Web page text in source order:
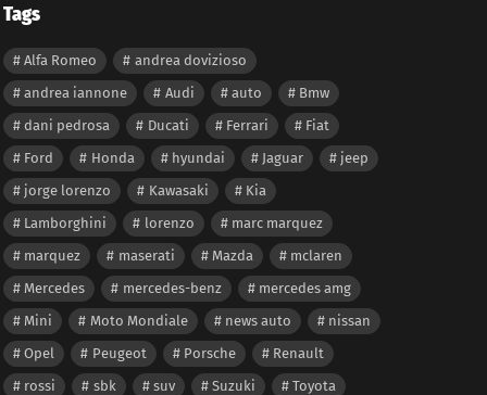
Tags
Alfa Romeo
andrea dovizioso
andrea iannone
Audi auto
Bmw
dani pedrosa
Ducati Ferrari
Fiat
Ford
Honda hyundai Jaguar
jeep
jorge lorenzo
Kawasaki
Kia
Lamborghini
lorenzo
marc marquez
marquez
maserati Mazda
mclaren
Mercedes
mercedes-benz
mercedes amg
Mini
Moto Mondiale news auto
nissan
Opel
Peugeot Porsche
Renault
rossi
sbk suv Suzuki
Toyota